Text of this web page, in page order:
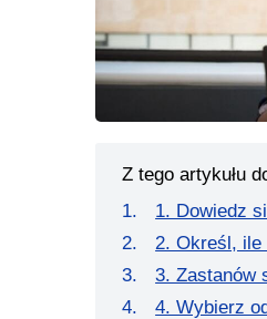
Z tego artykułu
1. Dowiedz
2. Określ, ile
3. Zastanów
4. Wybierz